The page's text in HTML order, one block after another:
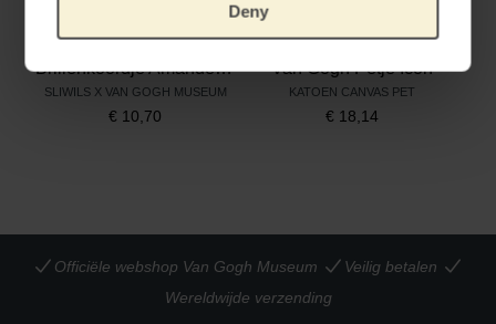
Deny
Brillenkoordje Amandelbloesem
SLIWILS X VAN GOGH MUSEUM
€ 10,70
Van Gogh Petje Icon
KATOEN CANVAS PET
€ 18,14
Officiële webshop Van Gogh Museum
Veilig betalen
Wereldwijde verzending